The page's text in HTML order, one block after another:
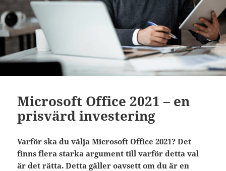
Microsoft Office 2021 – en
prisvärd investering
Varför ska du välja Microsoft Office 2021? Det
finns flera starka argument till varför detta val
är det rätta. Detta gäller oavsett om du är en